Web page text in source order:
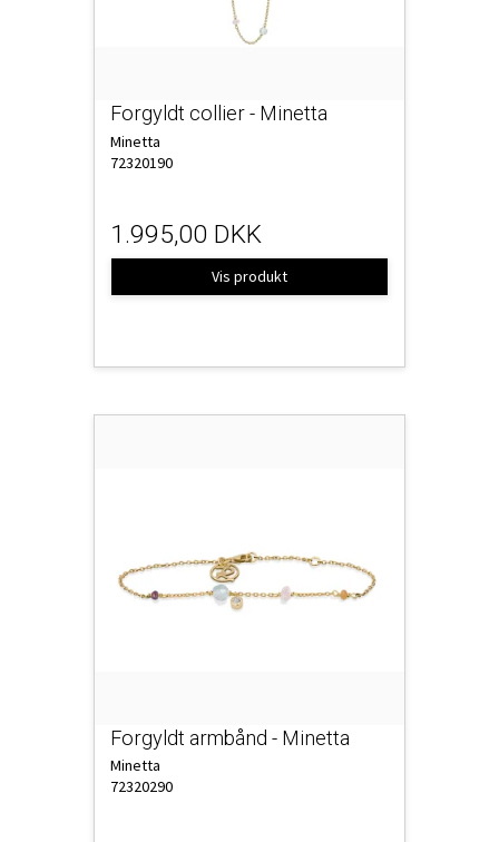
Forgyldt collier - Minetta
Minetta
72320190
1.995,00 DKK
Vis produkt
Forgyldt armbånd - Minetta
Minetta
72320290